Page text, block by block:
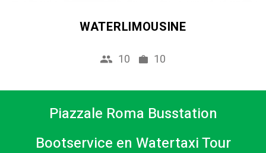
WATERLIMOUSINE
10 10
Piazzale Roma Busstation
Bootservice en Watertaxi Tour